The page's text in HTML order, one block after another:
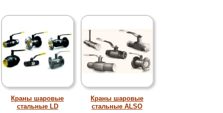
Краны шаровые
стальные LD
Краны шаровые
стальные ALSO